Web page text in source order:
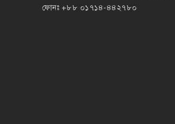
ফোনঃ +৮৮ ০১৭১৪-৪৪২৭৮০